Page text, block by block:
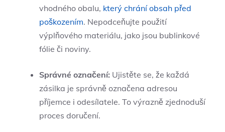
vhodného obalu, který chrání obsah před
poškozením. Nepodceňujte použití
výplňového materiálu, jako jsou bublinkové
fólie či noviny.
Správné označení: Ujistěte se, že každá
zásilka je správně označena adresou
příjemce i odesílatele. To výrazně zjednoduší
proces doručení.